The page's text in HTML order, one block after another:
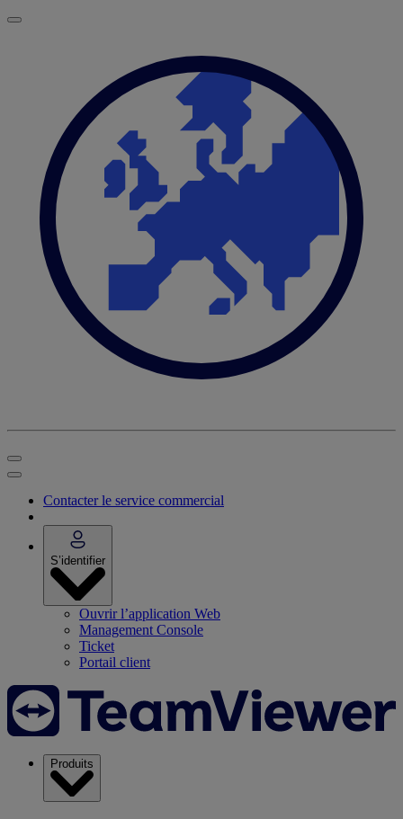
Contacter le service commercial
S’identifier
Ouvrir l’application Web
Management Console
Ticket
Portail client
Produits